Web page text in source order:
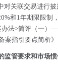
关联交易进行披
和1年期限限制
法>简评（一）
案指引要点简析》
监管要求和市场